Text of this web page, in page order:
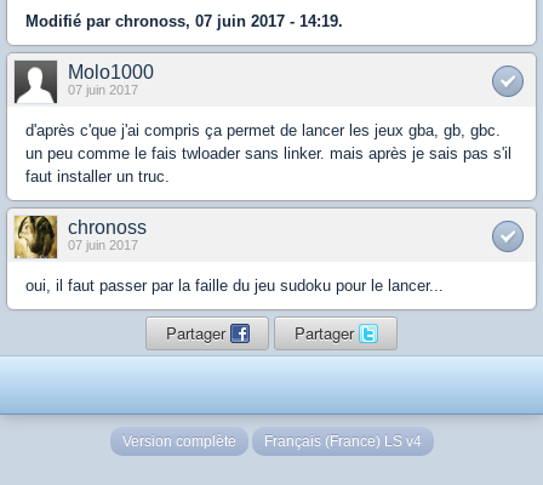
Modifié par chronoss, 07 juin 2017 - 14:19.
Molo1000
07 juin 2017
d'après c'que j'ai compris ça permet de lancer les jeux gba, gb, gbc.
un peu comme le fais twloader sans linker. mais après je sais pas s'il
faut installer un truc.
chronoss
07 juin 2017
oui, il faut passer par la faille du jeu sudoku pour le lancer...
Partager Partager
Version complète Français (France) LS v4